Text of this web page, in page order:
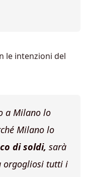
le intenzioni del
a Milano lo
Milano lo
di soldi, sarà
orgogliosi tutti i